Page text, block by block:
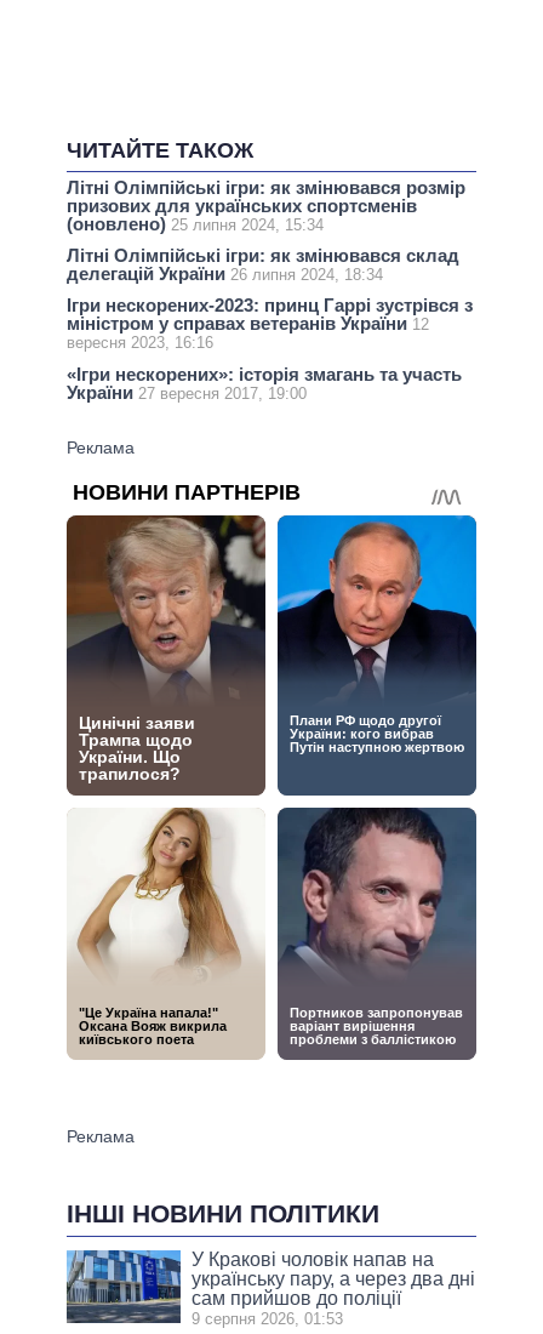
ЧИТАЙТЕ ТАКОЖ
Літні Олімпійські ігри: як змінювався розмір
призових для українських спортсменів
(оновлено) 25 липня 2024, 15:34
Літні Олімпійські ігри: як змінювався склад
делегацій України 26 липня 2024, 18:34
Ігри нескорених-2023: принц Гаррі зустрівся з
міністром у справах ветеранів України 12
вересня 2023, 16:16
«Ігри нескорених»: історія змагань та участь
України 27 вересня 2017, 19:00
ІНШІ НОВИНИ ПОЛІТИКИ
У Кракові чоловік напав на
українську пару, а через два дні
сам прийшов до поліції
9 серпня 2026, 01:53